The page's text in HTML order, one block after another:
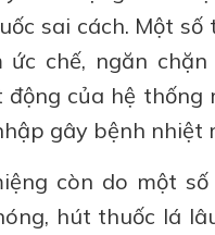
sai cách. Một
ức chế, ngăn
của hệ
gây bệnh nhiệt
còn do một
hút thuốc lá